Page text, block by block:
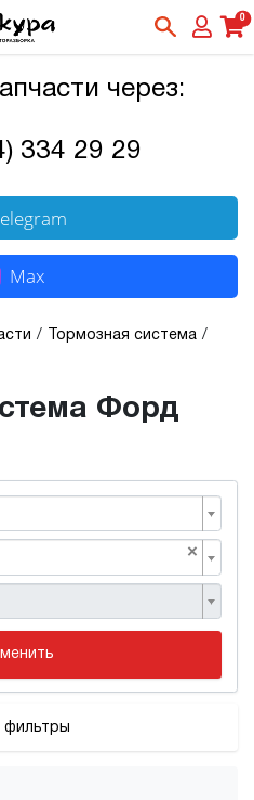
0
через:
334 29 29
Max
Тормозная система
Форд
×